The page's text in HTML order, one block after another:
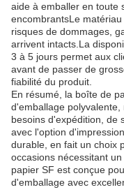
aide à emballer en toute
encombrantsLe
risques de dommages,
arrivent intacts.La
3 à 5 jours permet aux
avant de passer de
fiabilité du produit.
En résumé, la boîte de
d'emballage
besoins d'expédition, de
avec l'option
durable, en fait un choix
occasions nécessitant
papier SF est conçue
d'emballage avec